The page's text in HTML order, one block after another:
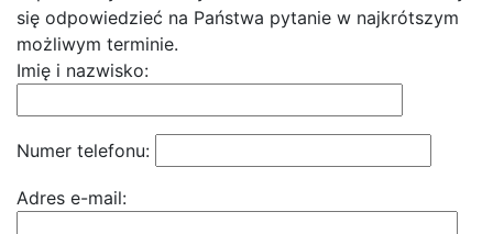
się odpowiedzieć na Państwa pytanie w najkrótszym
możliwym terminie.
Imię i nazwisko:
Numer telefonu:
Adres e-mail: